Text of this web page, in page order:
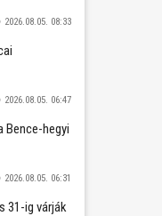
2026.08.05. 08:33
2026.08.05. 06:47
Bence-hegyi
2026.08.05. 06:31
31-ig várják